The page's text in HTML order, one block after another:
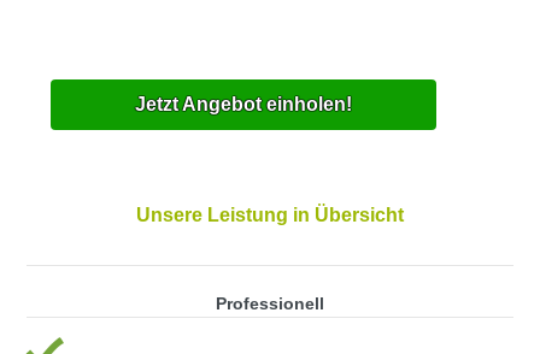
Jetzt Angebot einholen!
Unsere Leistung in Übersicht
Professionell